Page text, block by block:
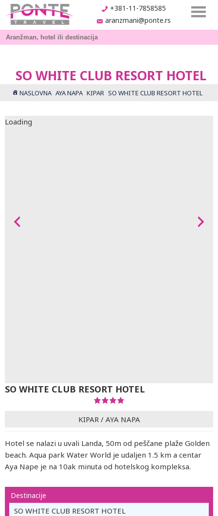
+381-11-7858585
aranzmani@ponte.rs
SO WHITE CLUB RESORT HOTEL
NASLOVNA AYA NAPA KIPAR SO WHITE CLUB RESORT HOTEL
Loading
SO WHITE CLUB RESORT HOTEL
KIPAR / AYA NAPA
Hotel se nalazi u uvali Landa, 50m od peščane plaže Golden
beach. Aqua park Water World je udaljen 1.5 km a centar
Aya Nape je na 10ak minuta od hotelskog kompleksa.
Destinacije
SO WHITE CLUB RESORT HOTEL